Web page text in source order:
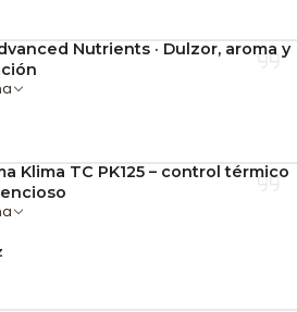
, con una estructura
La abundante presencia
en una variedad destacada
sabor
complejo e intenso,
Nutrients · Dulzor, aroma y
Klima TC PK125 – control térmico